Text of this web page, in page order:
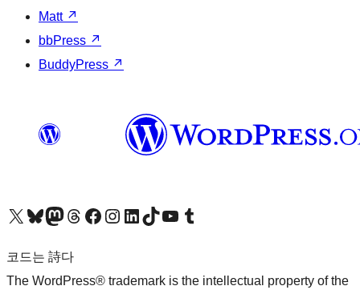
Matt ↗
bbPress ↗
BuddyPress ↗
X(이전 트위터) 계정 방문하기블루스카이 계정 방문하기마스토돈 계정 방문하기스레드 계정 방문하기 페이스북 페이지 방문하기인스타그램 계정 방문하기 LinkedIn 계정 방문하기틱톡 계정 방문하기유튜브 채널 방문하기 텀블러 계정 방문하기
코드는 詩다
The WordPress® trademark is the intellectual property of the